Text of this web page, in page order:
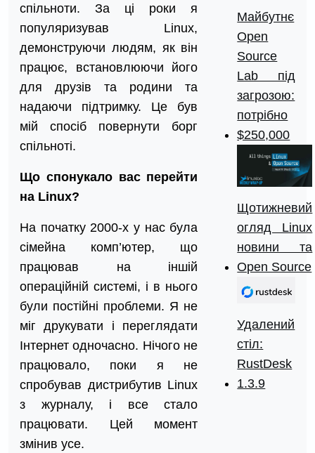
спільноти. За ці роки я
популяризував Linux,
демонструючи людям, як він
працює, встановлюючи його
для друзів та родини та
надаючи підтримку. Це був
мій спосіб повернути борг
спільноті.
Що спонукало вас перейти
на Linux?
На початку 2000-х у нас була
сімейна комп’ютер, що
працював на іншій
операційній системі, і в нього
були постійні проблеми. Я не
міг друкувати і переглядати
Інтернет одночасно. Нічого не
працювало, поки я не
спробував дистрибутив Linux
з журналу, і все стало
працювати. Цей момент
змінив усе.
Майбутнє
Open
Source
Lab під
загрозою:
потрібно
$250,000
Щотижневий
огляд Linux
новини та
Open Source
Удалений
стіл:
RustDesk
1.3.9